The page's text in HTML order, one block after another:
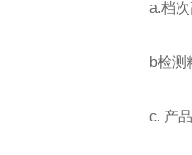
a.档
b检测
c. 产